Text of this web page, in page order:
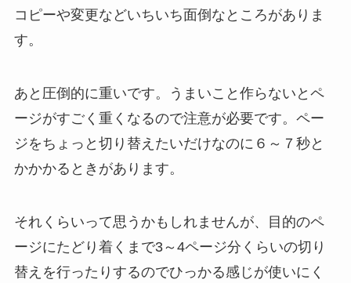
コピーや変更などいちいち面倒なところがありま
す。
あと圧倒的に重いです。うまいこと作らないとペ
ージがすごく重くなるので注意が必要です。ペー
ジをちょっと切り替えたいだけなのに６～７秒と
かかかるときがあります。
それくらいって思うかもしれませんが、目的のペ
ージにたどり着くまで3～4ページ分くらいの切り
替えを行ったりするのでひっかる感じが使いにく